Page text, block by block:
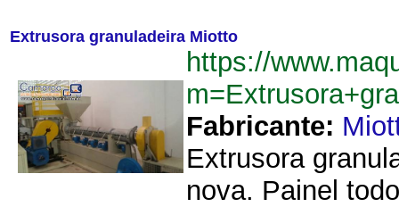
Extrusora granuladeira Miotto
https://
Fabricante:
Extrusora
nova. Painel